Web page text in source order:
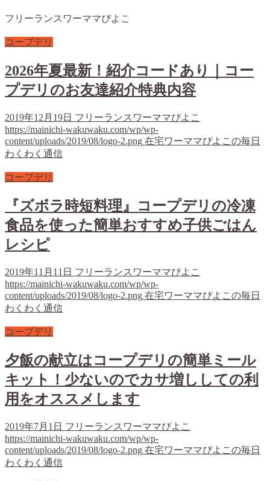
フリーランスワーママぴよこ
コープデリ
2026年夏最新！紹介コードあり｜コー
プデリのお友達紹介特典内容
2019年12月19日 フリーランスワーママぴよこ
https://mainichi-wakuwaku.com/wp/wp-
content/uploads/2019/08/logo-2.png 在宅ワーママぴよこの毎日
わくわく通信
コープデリ
『ズボラ時短料理』コープデリの冷凍
食品を使った簡単おすすめ子供ごはん
レシピ
2019年11月11日 フリーランスワーママぴよこ
https://mainichi-wakuwaku.com/wp/wp-
content/uploads/2019/08/logo-2.png 在宅ワーママぴよこの毎日
わくわく通信
コープデリ
夕飯の献立はコープデリの簡単ミール
キット！少ないのでカサ増ししての利
用をオススメします
2019年7月1日 フリーランスワーママぴよこ
https://mainichi-wakuwaku.com/wp/wp-
content/uploads/2019/08/logo-2.png 在宅ワーママぴよこの毎日
わくわく通信